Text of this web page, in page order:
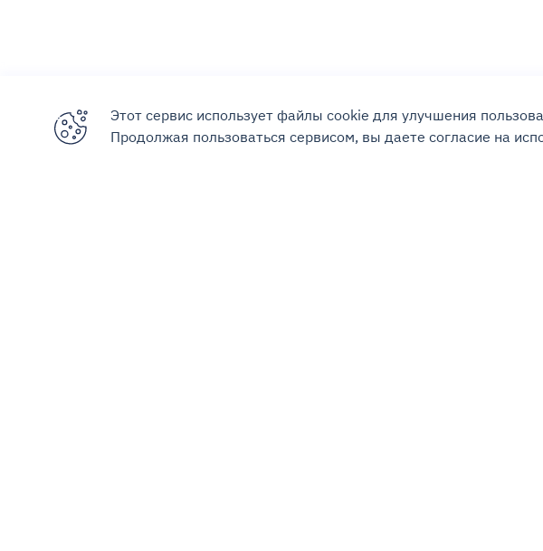
Этот сервис использует файлы cookie для улучшения
Продолжая пользоваться сервисом, вы даете согласие на